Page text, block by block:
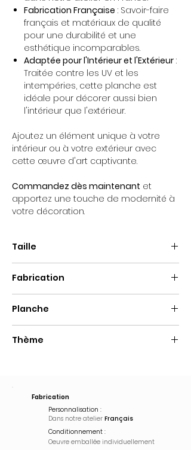
Fabrication Française : Savoir-faire
français et matériaux de qualité
pour une durabilité et une
esthétique incomparables.
Adaptée pour l'Intérieur et l'Extérieur :
Traitée contre les UV et les
intempéries, cette planche est
idéale pour décorer aussi bien
l'intérieur que l'extérieur.
Ajoutez un élément unique à votre
intérieur ou à votre extérieur avec
cette œuvre d'art captivante.
Commandez dès maintenant et
apportez une touche de modernité à
votre décoration.
Taille
Fabrication
Planche
Thème
Fabrication
Personnalisation :
Dans notre atelier Français
Conditionnement :
Oeuvre emballée individuellement